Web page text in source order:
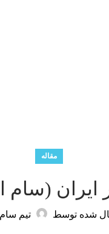
مقاله
ایران
شده توسط تیم